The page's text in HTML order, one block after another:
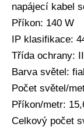
napájecí kabel
Příkon: 140 W
IP klasifikace:
Třída ochrany: II
Barva světel:
Počet světel/
Příkon/metr:
Celkový počet